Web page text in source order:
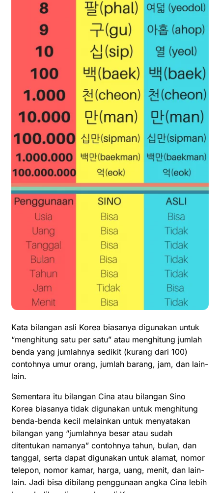
Kata bilangan asli Korea biasanya digunakan untuk
“menghitung satu per satu” atau menghitung jumlah
benda yang jumlahnya sedikit (kurang dari 100)
contohnya umur orang, jumlah barang, jam, dan lain-
lain.
Sementara itu bilangan Cina atau bilangan Sino
Korea biasanya tidak digunakan untuk menghitung
benda-benda kecil melainkan untuk menyatakan
bilangan yang “jumlahnya besar atau sudah
ditentukan namanya” contohnya tahun, bulan, dan
tanggal, serta dapat digunakan untuk alamat, nomor
telepon, nomor kamar, harga, uang, menit, dan lain-
lain. Jadi bisa dibilang penggunaan angka Cina lebih